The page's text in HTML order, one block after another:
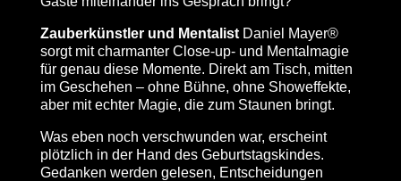
Zauberkünstler und MentalistDaniel Mayer®
sorgt mit charmanter Close-up- und Mentalmagie
für genau diese Momente. Direkt am Tisch, mitten
im Geschehen – ohne Bühne, ohne Showeffekte,
aber mit echter Magie, die zum Staunen bringt.
Was eben noch verschwunden war, erscheint
plötzlich in der Hand des Geburtstagskindes.
Gedanken werden gelesen, Entscheidungen